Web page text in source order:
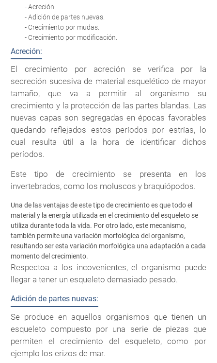
- Acreción.
- Adición de partes nuevas.
- Crecimiento por mudas.
- Crecimiento por modificación.
Acreción:
El crecimiento por acreción se verifica por la
secreción sucesiva de material esquelético de mayor
tamaño, que va a permitir al organismo su
crecimiento y la protección de las partes blandas. Las
nuevas capas son segregadas en épocas favorables
quedando reflejados estos períodos por estrías, lo
cual resulta útil a la hora de identificar dichos
períodos.
Este tipo de crecimiento se presenta en los
invertebrados, como los moluscos y braquiópodos.
Una de las ventajas de este tipo de crecimiento es que todo el
material y la energía utilizada en el crecimiento del esqueleto se
utiliza durante toda la vida. Por otro lado, este mecanismo,
también permite una variación morfológica del organismo,
resultando ser esta variación morfológica una adaptación a cada
momento del crecimiento.
Respectoa a los incovenientes, el organismo puede
llegar a tener un esqueleto demasiado pesado.
Adición de partes nuevas:
Se produce en aquellos organismos que tienen un
esqueleto compuesto por una serie de piezas que
permiten el crecimiento del esqueleto, como por
ejemplo los erizos de mar.